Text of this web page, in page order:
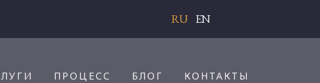
RU EN
ПРОЦЕСС БЛОГ КОНТАКТЫ